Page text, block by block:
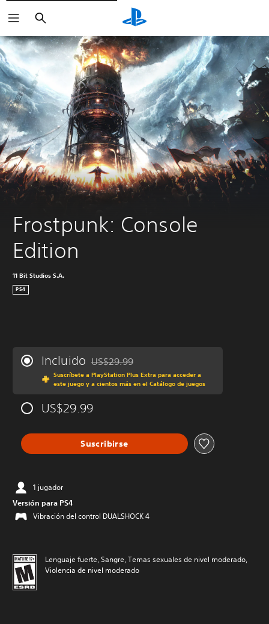
Buscar
Frostpunk: Console
Edition
11 Bit Studios S.A.
PS4
Incluido Rebajado del precio original de US$29.99
US$29.99
Suscríbete a PlayStation Plus Extra para acceder a
este juego y a cientos más en el Catálogo de juegos
US$29.99
Suscribirse
1 jugador
Versión para PS4
Vibración del control DUALSHOCK 4
Lenguaje fuerte, Sangre, Temas sexuales de nivel moderado,
Violencia de nivel moderado